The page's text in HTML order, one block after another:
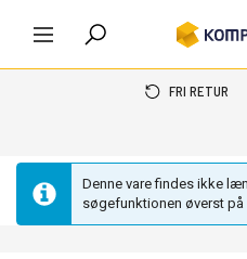
FRI RETUR
Denne vare findes ikke
søgefunktionen øverst på